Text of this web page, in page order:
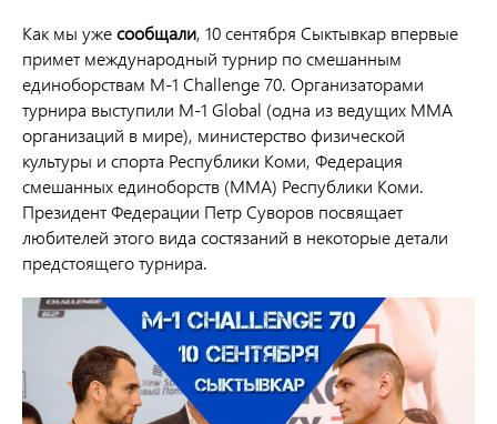
Как мы ужесообщали, 10 сентября Сыктывкар впервые
примет международный турнир по смешанным
единоборствам M-1 Challenge 70. Организаторами
турнира выступили M-1 Global (одна из ведущих ММА
организаций в мире), министерство физической
культуры и спорта Республики Коми, Федерация
смешанных единоборств (ММА) Республики Коми.
Президент Федерации Петр Суворов посвящает
любителей этого вида состязаний в некоторые детали
предстоящего турнира.